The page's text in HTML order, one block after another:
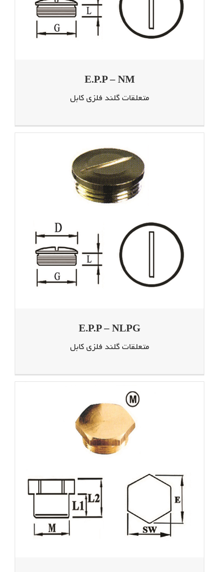
E.P.P – NM
متعلقات گلند فلزی کابل
E.P.P – NLPG
متعلقات گلند فلزی کابل